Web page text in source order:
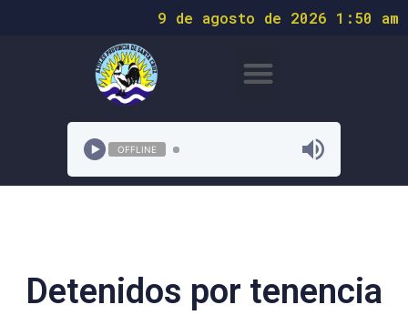
9 de agosto de 2026 1:50 am
OFFLINE
Detenidos por tenencia